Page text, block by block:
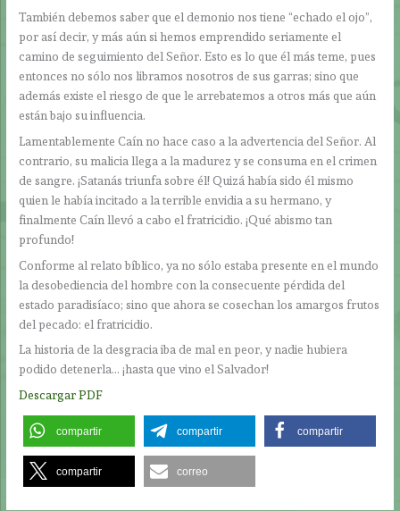
También debemos saber que el demonio nos tiene “echado el ojo”,
por así decir, y más aún si hemos emprendido seriamente el
camino de seguimiento del Señor. Esto es lo que él más teme, pues
entonces no sólo nos libramos nosotros de sus garras; sino que
además existe el riesgo de que le arrebatemos a otros más que aún
están bajo su influencia.
Lamentablemente Caín no hace caso a la advertencia del Señor. Al
contrario, su malicia llega a la madurez y se consuma en el crimen
de sangre. ¡Satanás triunfa sobre él! Quizá había sido él mismo
quien le había incitado a la terrible envidia a su hermano, y
finalmente Caín llevó a cabo el fratricidio. ¡Qué abismo tan
profundo!
Conforme al relato bíblico, ya no sólo estaba presente en el mundo
la desobediencia del hombre con la consecuente pérdida del
estado paradisíaco; sino que ahora se cosechan los amargos frutos
del pecado: el fratricidio.
La historia de la desgracia iba de mal en peor, y nadie hubiera
podido detenerla… ¡hasta que vino el Salvador!
Descargar PDF
compartir compartir compartir
compartir correo